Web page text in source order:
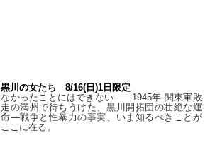
黒川の女たち 8/16(日)1日限定
なかったことにはできない——1945年 関東軍敗
走の満州で待ちうけた、黒川開拓団の壮絶な運
命―戦争と性暴力の事実、いま知るべきことが
ここに在る。